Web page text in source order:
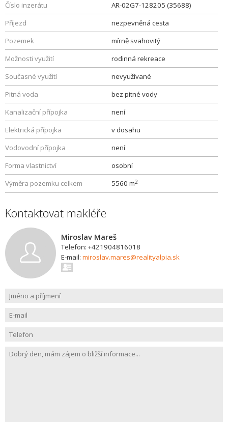
Číslo inzerátu
AR-02G7-128205 (35688)
Příjezd
nezpevněná cesta
Pozemek
mírně svahovitý
Možnosti využití
rodinná rekreace
Současné využití
nevyužívané
Pitná voda
bez pitné vody
Kanalizační přípojka
není
Elektrická přípojka
v dosahu
Vodovodní přípojka
není
Forma vlastnictví
osobní
Výměra pozemku celkem
5560 m2
Kontaktovat makléře
Miroslav Mareš
Telefon: +421904816018
E-mail: miroslav.mares@realityalpia.sk